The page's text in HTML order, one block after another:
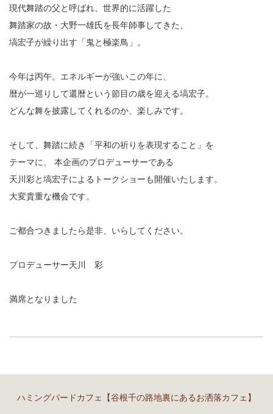
現代舞踏の父と呼ばれ、世界的に活躍した
舞踏家の故・大野一雄氏を長年師事してきた、
塙宏子が繰り出す「鬼と極楽鳥」。
今年は丙午。エネルギーが強いこの年に、
暦が一巡りして還暦という節目の歳を迎える塙宏子。
どんな舞を披露してくれるのか、楽しみです。
そして、舞踏に続き「平和の祈りを表現すること」を
テーマに、 本企画のプロデューサーである
天川彩と塙宏子によるトークショーも開催いたします。
大変貴重な機会です。
ご都合つきましたら是非、いらしてください。
プロデューサー天川 彩
満席となりました
ハミングバードカフェ【谷根千の路地裏にあるお洒落カフェ】